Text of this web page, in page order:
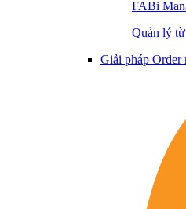
FABi
Quản lý
Giải pháp Order